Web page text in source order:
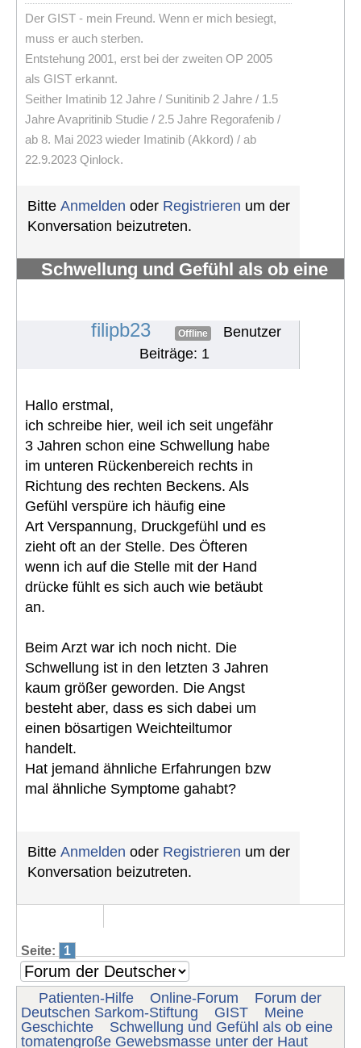
Der GIST - mein Freund. Wenn er mich besiegt,
muss er auch sterben.
Entstehung 2001, erst bei der zweiten OP 2005
als GIST erkannt.
Seither Imatinib 12 Jahre / Sunitinib 2 Jahre / 1.5
Jahre Avapritinib Studie / 2.5 Jahre Regorafenib /
ab 8. Mai 2023 wieder Imatinib (Akkord) / ab
22.9.2023 Qinlock.
Bitte Anmelden oder Registrieren um der
Konversation beizutreten.
Schwellung und Gefühl als ob eine
filipb23 Offline
Benutzer
Beiträge: 1
Hallo erstmal,
ich schreibe hier, weil ich seit ungefähr
3 Jahren schon eine Schwellung habe
im unteren Rückenbereich rechts in
Richtung des rechten Beckens. Als
Gefühl verspüre ich häufig eine
Art Verspannung, Druckgefühl und es
zieht oft an der Stelle. Des Öfteren
wenn ich auf die Stelle mit der Hand
drücke fühlt es sich auch wie betäubt
an.
Beim Arzt war ich noch nicht. Die
Schwellung ist in den letzten 3 Jahren
kaum größer geworden. Die Angst
besteht aber, dass es sich dabei um
einen bösartigen Weichteiltumor
handelt.
Hat jemand ähnliche Erfahrungen bzw
mal ähnliche Symptome gahabt?
Bitte Anmelden oder Registrieren um der
Konversation beizutreten.
Seite: 1
Patienten-Hilfe Online-Forum
Forum der
Deutschen Sarkom-Stiftung
GIST
Meine
Geschichte
Schwellung und Gefühl als ob eine
tomatengroße Gewebsmasse unter der Haut